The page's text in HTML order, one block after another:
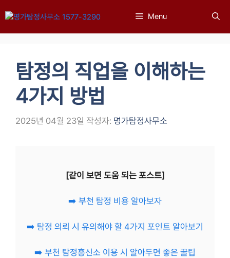
텐
츠
Menu
탐정의 직업을 이해하는
4가지 방법
2025년 04월 23일 작성자: 명가탐정사무소
[같이 보면 도움 되는 포스트]
➡️ 부천 탐정 비용 알아보자
➡️ 탐정 의뢰 시 유의해야 할 4가지 포인트 알아보기
➡️ 부천 탐정흥신소 이용 시 알아두면 좋은 꿀팁